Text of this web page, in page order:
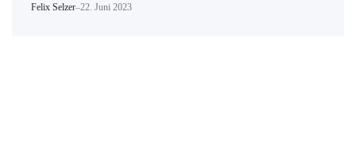
Felix Selzer–22. Juni 2023